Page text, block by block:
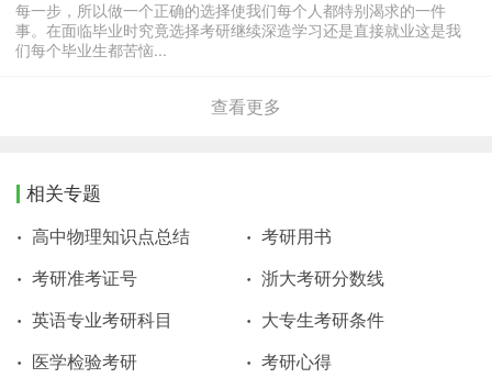
每一步，所以做一个正确的选择使我们每个人都特别渴求的一件
事。在面临毕业时究竟选择考研继续深造学习还是直接就业这是我
们每个毕业生都苦恼...
查看更多
相关专题
高中物理知识点总结
考研用书
考研准考证号
浙大考研分数线
英语专业考研科目
大专生考研条件
医学检验考研
考研心得